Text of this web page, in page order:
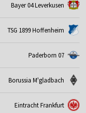
Bayer 04 Leverkusen
TSG 1899 Hoffenheim
Paderborn 07
Borussia M'gladbach
Eintracht Frankfurt